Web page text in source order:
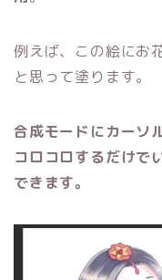
例えば、この絵にお
と思って塗ります。
合成モードにカーソ
コロコロするだけで
できます。